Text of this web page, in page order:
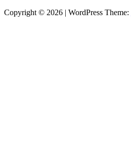
Copyright © 2026 | WordPress Theme: